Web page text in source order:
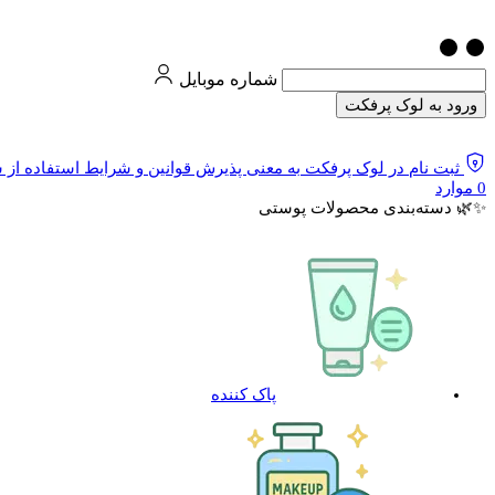
شماره موبایل
ورود به لوک پرفکت
ثبت نام در لوک پرفکت به معنی پذیرش قوانین و شرایط استفاده
0 موارد
✨🌿 دسته‌بندی محصولات پوستی
پاک کننده